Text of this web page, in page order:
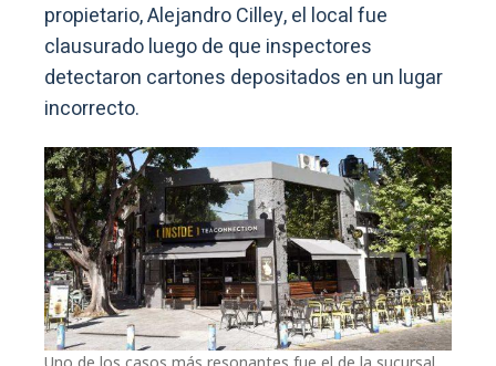
propietario, Alejandro Cilley, el local fue
clausurado luego de que inspectores
detectaron cartones depositados en un lugar
incorrecto.